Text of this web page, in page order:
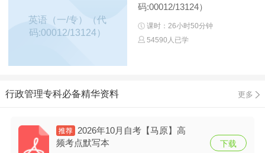
英语（一/专）（代
码:00012/13124）
码:00012/13124）
课时：26小时50分钟
54590人已学
行政管理专科必备精华资料 更多
2026年10月自考【马原】高
频考点默写本
下载